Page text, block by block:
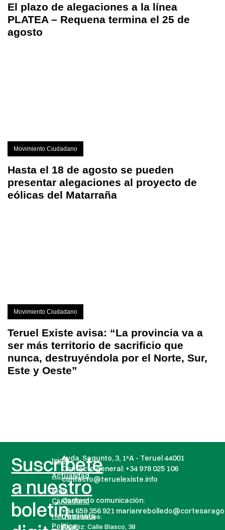
El plazo de alegaciones a la línea
PLATEA – Requena termina el 25 de
agosto
Movimiento Ciudadano
Hasta el 18 de agosto se pueden
presentar alegaciones al proyecto de
eólicas del Matarraña
Movimiento Ciudadano
Teruel Existe avisa: “La provincia va a
ser más territorio de sacrificio que
nunca, destruyéndola por el Norte, Sur,
Este y Oeste”
Suscríbete
a nuestro
boletín
Inicio
Actualidad
Mov.
Ciudadano
Herramienta
Política
Avda. Sagunto, 3, 1ºA - Teruel 44001
Contacto general: +34 978 025 106
contacto@teruelexiste.info
Contacto comunicación:
+34 659 356 921
Otras sedes:
Alcañiz: Calle Blasco, 38